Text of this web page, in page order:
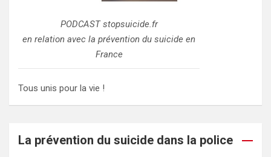
PODCAST stopsuicide.fr
en relation avec la prévention du suicide en
France
Tous unis pour la vie !
La prévention du suicide dans la police